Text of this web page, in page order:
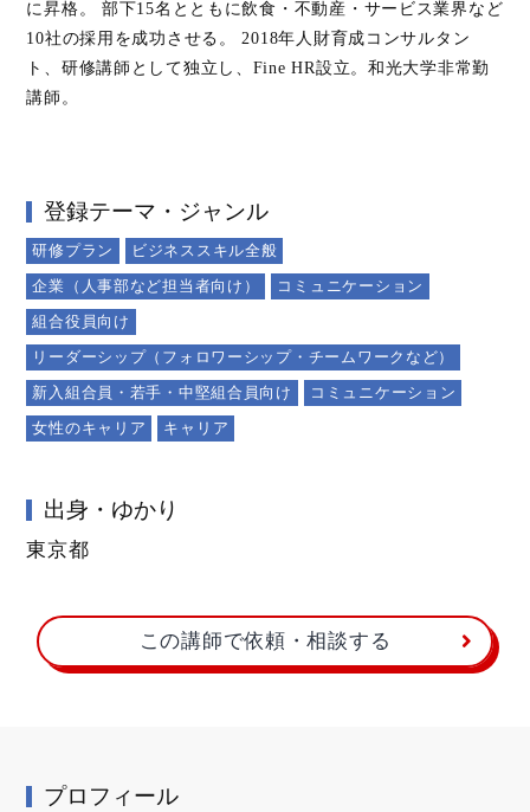
に昇格。 部下15名とともに飲食・不動産・サービス業界など
10社の採用を成功させる。 2018年人財育成コンサルタン
ト、研修講師として独立し、Fine HR設立。和光大学非常勤
講師。
登録テーマ・ジャンル
研修プラン
ビジネススキル全般
企業（人事部など担当者向け）
コミュニケーション
組合役員向け
リーダーシップ（フォロワーシップ・チームワークなど）
新入組合員・若手・中堅組合員向け
コミュニケーション
女性のキャリア
キャリア
出身・ゆかり
東京都
この講師で依頼・相談する
プロフィール